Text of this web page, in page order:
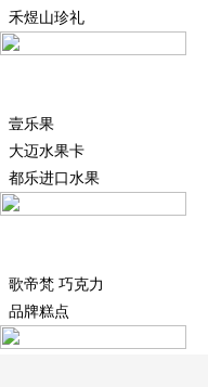
禾煜山珍礼
壹乐果
大迈水果卡
都乐进口水果
歌帝梵 巧克力
品牌糕点